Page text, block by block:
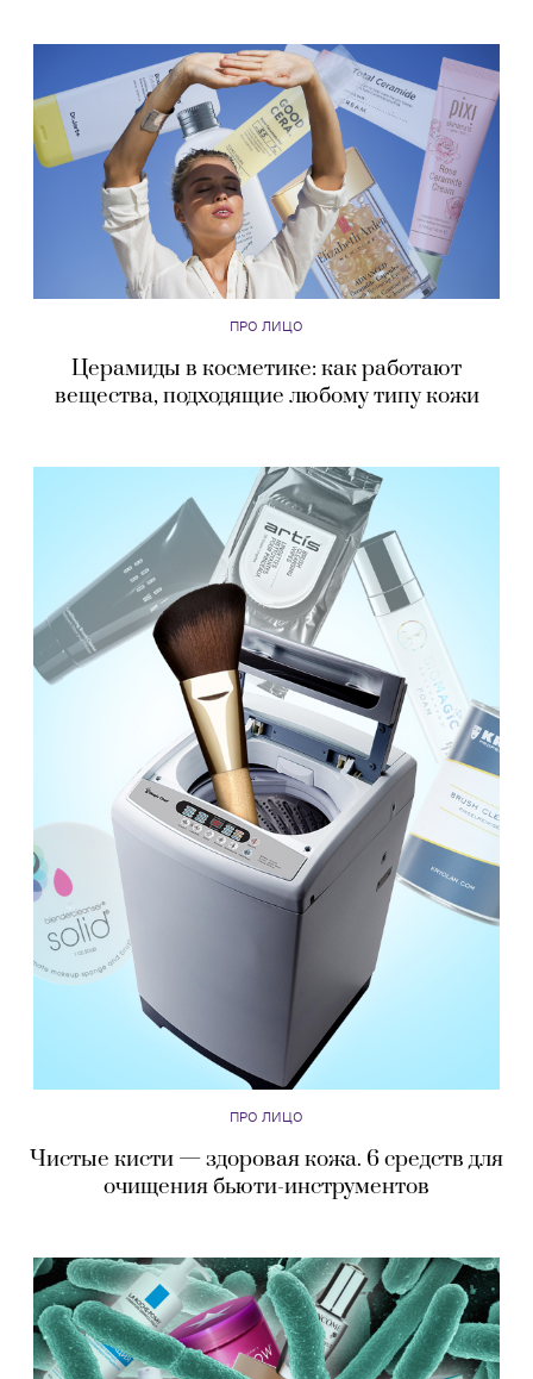
ПРО ЛИЦО
Церамиды в косметике: как работают
вещества, подходящие любому типу кожи
ПРО ЛИЦО
Чистые кисти — здоровая кожа. 6 средств для
очищения бьюти-инструментов